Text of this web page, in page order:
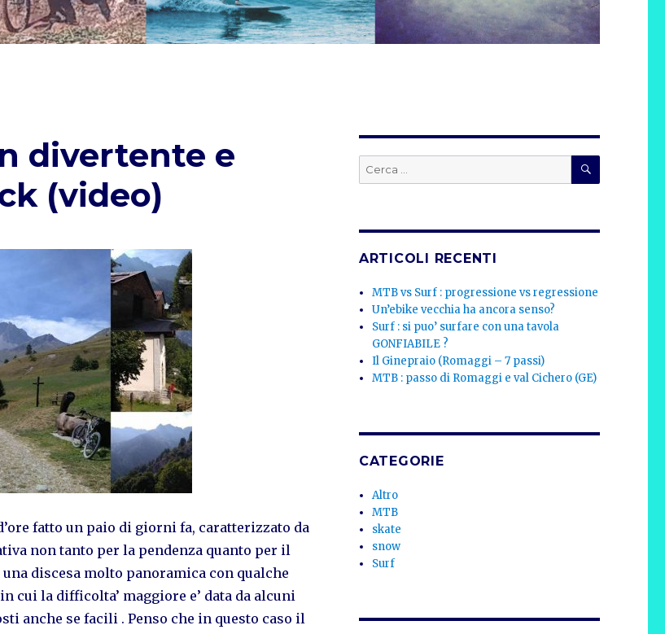
divertente e
(video)
fatto un paio di giorni fa, caratterizzato da
non tanto per la pendenza quanto per il
discesa molto panoramica con qualche
cui la difficolta’ maggiore e’ data da alcuni
anche se facili . Penso che in questo caso il
Cerca: CERCA
ARTICOLI RECENTI
MTB vs Surf : progressione vs regressione
Un’ebike vecchia ha ancora senso?
Surf : si puo’ surfare con una tavola
GONFIABILE ?
Il Ginepraio (Romaggi – 7 passi)
MTB : passo di Romaggi e val Cichero (GE)
CATEGORIE
Altro
MTB
skate
snow
Surf